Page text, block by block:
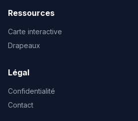
Ressources
Carte interactive
Drapeaux
Légal
Confidentialité
Contact